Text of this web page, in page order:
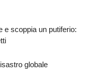
e scoppia un putiferio:
globale